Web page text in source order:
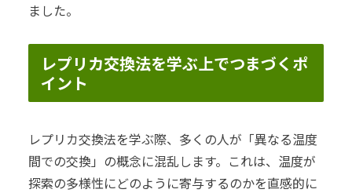
ました。
レプリカ交換法を学ぶ上でつまづくポ
イント
レプリカ交換法を学ぶ際、多くの人が「異なる温度
間での交換」の概念に混乱します。これは、温度が
探索の多様性にどのように寄与するのかを直感的に